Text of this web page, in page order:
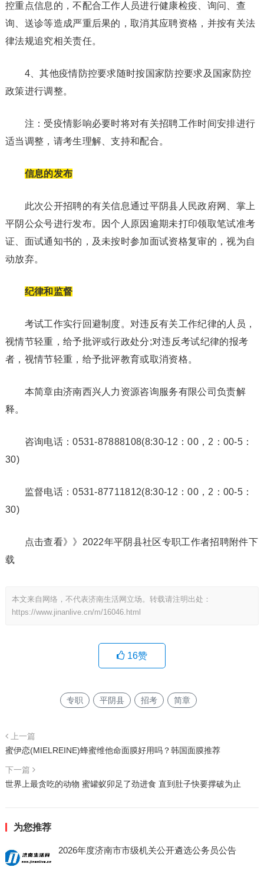
控重点信息的，不配合工作人员进行健康检疫、询问、查
询、送诊等造成严重后果的，取消其应聘资格，并按有关法
律法规追究相关责任。
4、其他疫情防控要求随时按国家防控要求及国家防控
政策进行调整。
注：受疫情影响必要时将对有关招聘工作时间安排进行
适当调整，请考生理解、支持和配合。
信息的发布
此次公开招聘的有关信息通过平阴县人民政府网、掌上
平阴公众号进行发布。因个人原因逾期未打印领取笔试准考
证、面试通知书的，及未按时参加面试资格复审的，视为自
动放弃。
纪律和监督
考试工作实行回避制度。对违反有关工作纪律的人员，
视情节轻重，给予批评或行政处分;对违反考试纪律的报考
者，视情节轻重，给予批评教育或取消资格。
本简章由济南西兴人力资源咨询服务有限公司负责解
释。
咨询电话：0531-87888108(8:30-12：00，2：00-5：
30)
监督电话：0531-87711812(8:30-12：00，2：00-5：
30)
点击查看》》2022年平阴县社区专职工作者招聘附件下
载
本文来自网络，不代表济南生活网立场。转载请注明出处：
https://www.jinanlive.cn/m/16046.html
16赞
专职 平阴县 招考 简章
上一篇
蜜伊恋(MIELREINE)蜂蜜维他命面膜好用吗？韩国面膜推荐
下一篇
世界上最贪吃的动物 蜜罐蚁卯足了劲进食 直到肚子快要撑破为止
为您推荐
2026年度济南市市级机关公开遴选公务员公告